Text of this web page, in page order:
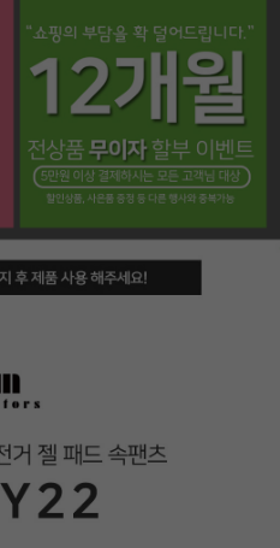
페이코 라이프